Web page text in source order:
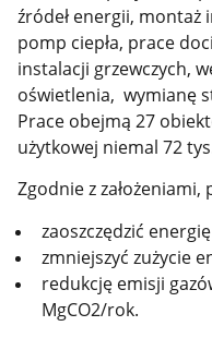
źródeł energii,
pomp ciepła, prace
instalacji grzewczych,
oświetlenia, wymianę
Prace obejmą 27
użytkowej niemal 72
Zgodnie z
zaoszczędzić
zmniejszyć zużycie
redukcję emisji
MgCO2/rok.